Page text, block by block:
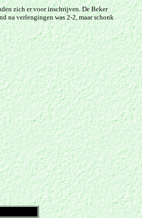
zich er voor inschrijven. De Beker
na verlengingen was 2-2, maar schonk